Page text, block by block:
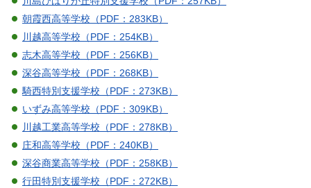
朝霞西高等学校（PDF：283KB）
川越高等学校（PDF：254KB）
志木高等学校（PDF：256KB）
深谷高等学校（PDF：268KB）
騎西特別支援学校（PDF：273KB）
いずみ高等学校（PDF：309KB）
川越工業高等学校（PDF：278KB）
庄和高等学校（PDF：240KB）
深谷商業高等学校（PDF：258KB）
行田特別支援学校（PDF：272KB）